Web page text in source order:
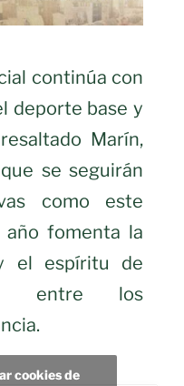
continúa con
deporte base y
Marín,
se seguirán
como este
fomenta la
el espíritu de
entre los
cookies de